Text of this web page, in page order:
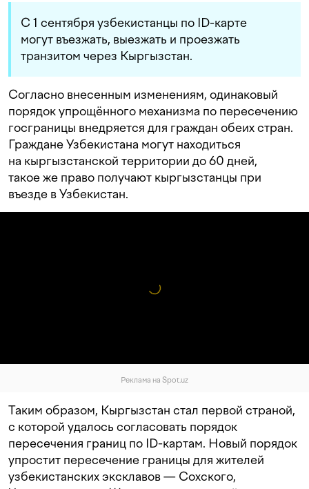
С 1 сентября узбекистанцы по ID-карте
могут въезжать, выезжать и проезжать
транзитом через Кыргызстан.
Согласно внесенным изменениям, одинаковый
порядок упрощённого механизма по пересечению
госграницы внедряется для граждан обеих стран.
Граждане Узбекистана могут находиться
на кыргызстанской территории до 60 дней,
такое же право получают кыргызстанцы при
въезде в Узбекистан.
Реклама на Spot.uz
Таким образом, Кыргызстан стал первой страной,
с которой удалось согласовать порядок
пересечения границ по ID-картам. Новый порядок
упростит пересечение границы для жителей
узбекистанских эксклавов — Сохского,